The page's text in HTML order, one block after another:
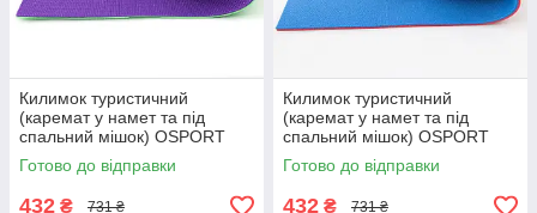
Килимок туристичний
(каремат у намет та під
спальний мішок) OSPORT
Tourist 10мм (FI-0082)
Фіолетово-салатовий
Готово до відправки
432 ₴ 731 ₴
Килимок туристичний
(каремат у намет та під
спальний мішок) OSPORT
Tourist 10мм (FI-0082)
Червоно-синій
Готово до відправки
432 ₴ 731 ₴